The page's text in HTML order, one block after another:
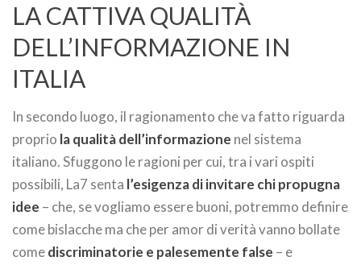
LA CATTIVA QUALITÀ
DELL’INFORMAZIONE IN
ITALIA
In secondo luogo, il ragionamento che va fatto riguarda
proprio la qualità dell’informazione nel sistema
italiano. Sfuggono le ragioni per cui, tra i vari ospiti
possibili, La7 senta l’esigenza di invitare chi propugna
idee – che, se vogliamo essere buoni, potremmo definire
come bislacche ma che per amor di verità vanno bollate
comediscriminatorie e palesemente false – e